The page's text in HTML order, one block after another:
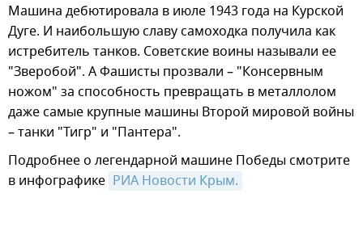
Машина дебютировала в июле 1943 года на Курской
Дуге. И наибольшую славу самоходка получила как
истребитель танков. Советские воины называли ее
"Зверобой". А Фашисты прозвали – "Консервным
ножом" за способность превращать в металлолом
даже самые крупные машины Второй мировой войны
– танки "Тигр" и "Пантера".
Подробнее о легендарной машине Победы смотрите
в инфографике РИА Новости Крым.